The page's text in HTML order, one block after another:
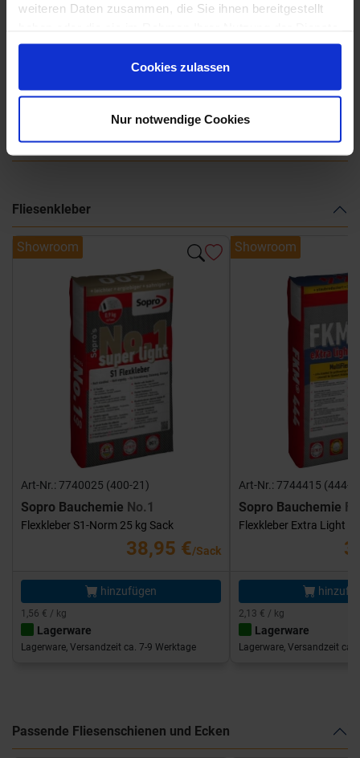
weiteren Daten zusammen, die Sie ihnen bereitgestellt
gesammelt haben.
Cookies zulassen
Nur notwendige Cookies
La Fabbrica AVA - Hurban - Katalog
Weitere Serien von La Fabbrica Ava
Fliesenkleber
Showroom
Art-Nr.: 7740025 (400-21)
Sopro Bauchemie No.1
Flexkleber S1-Norm 25 kg Sack
38,95 €/Sack
hinzufügen
1,56 € / kg
Lagerware
Lagerware, Versandzeit ca. 7-9 Werktage
Showroom
Art-Nr.: 7744415 (444-
Sopro Bauchemie
Flexkleber Extra Light
2,13 € / kg
Lagerware
Lagerware, Versandzeit ca.
Passende Fliesenschienen und Ecken